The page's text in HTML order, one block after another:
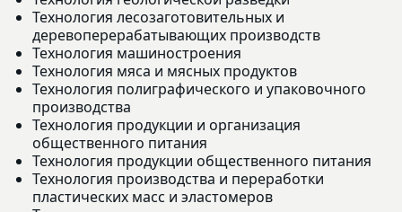
Технология лесозаготовительных и
деревоперерабатывающих производств
Технология машиностроения
Технология мяса и мясных продуктов
Технология полиграфического и упаковочного
производства
Технология продукции и организация
общественного питания
Технология продукции общественного питания
Технология производства и переработки
пластических масс и эластомеров